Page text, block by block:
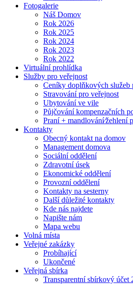
Fotogalerie
Náš Domov
Rok 2026
Rok 2025
Rok 2024
Rok 2023
Rok 2022
Virtuální prohlídka
Služby pro veřejnost
Ceníky doplňkových služeb
Stravování pro veřejnost
Ubytování ve vile
Půjčování kompenzačních
Praní + mandlování⁄žehlení
Kontakty
Obecný kontakt na domov
Management domova
Sociální oddělení
Zdravotní úsek
Ekonomické oddělení
Provozní oddělení
Kontakty na sesterny
Další důležité kontakty
Kde nás najdete
Napište nám
Mapa webu
Volná místa
Veřejné zakázky
Probíhající
Ukončené
Veřejná sbírka
Transparentní sbírkový účet